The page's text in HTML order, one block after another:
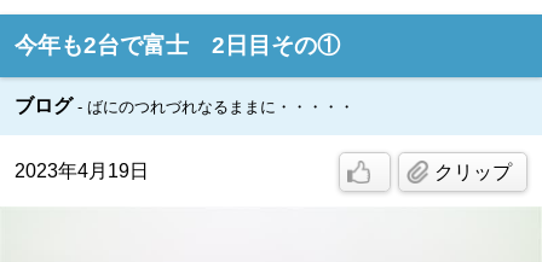
今年も2台で富士 2日目その①
ブログ ばにのつれづれなるままに・・・・・
2023年4月19日 クリップ